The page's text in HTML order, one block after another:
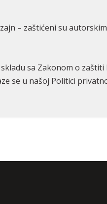
– zaštićeni su
sa Zakonom o
se u našoj Politici